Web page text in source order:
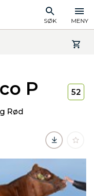
SØK MENY
P
Rød
52